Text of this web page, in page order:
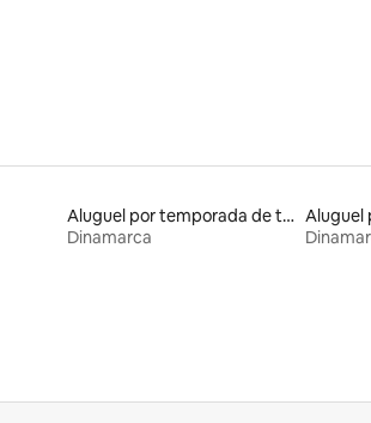
Aluguel por temporada de townhouses
Dinamarca